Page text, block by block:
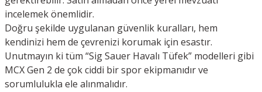
incelemek önemlidir.
Doğru şekilde uygulanan güvenlik kuralları, hem
kendinizi hem de çevrenizi korumak için esastır.
Unutmayın ki tüm “Sig Sauer Havalı Tüfek” modelleri gibi
MCX Gen 2 de çok ciddi bir spor ekipmanıdır ve
sorumlulukla ele alınmalıdır.